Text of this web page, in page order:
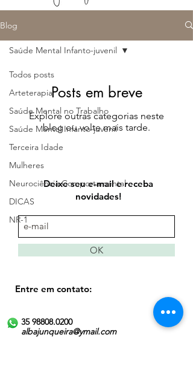
Blog
Todos posts
Arteterapia
Saúde Mental no Trabalho
Saúde Mental Infanto-juvenil
Terceira Idade
Mulheres
Neurociência Comportamental
DICAS
NR-1
Saúde Mental Infanto-juvenil
Posts em breve
Explore outras categorias neste
blog ou volte mais tarde.
Deixe seu e-mail e receba
novidades!
OK
Entre em contato:
35 98808.0200
albajunqueira@ymail.com